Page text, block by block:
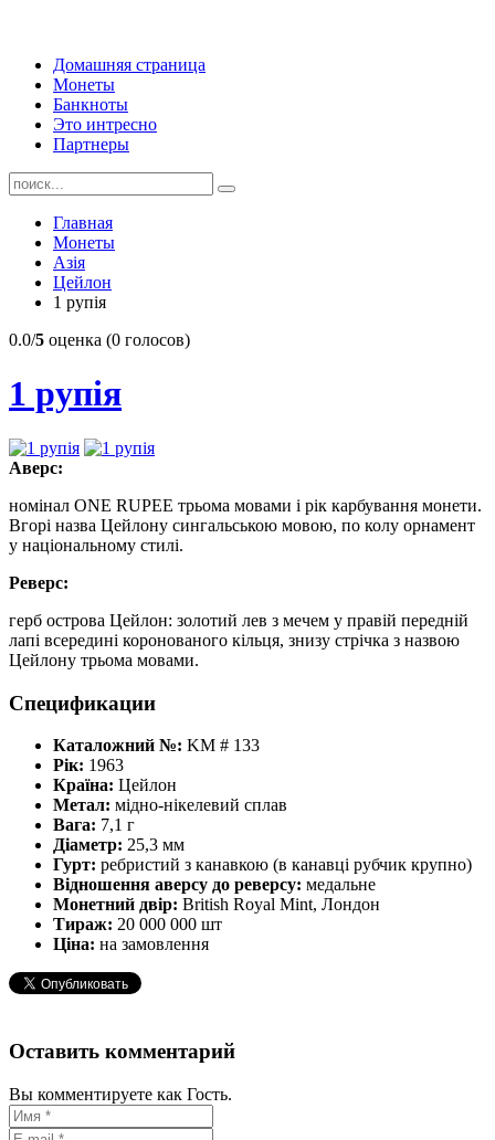
Домашняя страница
Монеты
Банкноты
Это интресно
Партнеры
Главная
Монеты
Азія
Цейлон
1 рупія
0.0/5 оценка (0 голосов)
1 рупія
Аверс:
номінал ONE RUPEE трьома мовами і рік карбування монети.
Вгорі назва Цейлону сингальською мовою, по колу орнамент
у національному стилі.
Реверс:
герб острова Цейлон: золотий лев з мечем у правій передній
лапі всередині коронованого кільця, знизу стрічка з назвою
Цейлону трьома мовами.
Спецификации
Каталожний №: KM # 133
Рік: 1963
Країна: Цейлон
Метал: мідно-нікелевий сплав
Вага: 7,1 г
Діаметр: 25,3 мм
Гурт: ребристий з канавкою (в канавці рубчик крупно)
Відношення аверсу до реверсу: медальне
Монетний двір: British Royal Mint, Лондон
Тираж: 20 000 000 шт
Ціна: на замовлення
Оставить комментарий
Вы комментируете как Гость.